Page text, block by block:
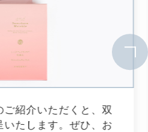
ご紹介いただくと、双
いたします。ぜひ、お